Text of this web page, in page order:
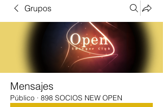
Grupos
Mensajes
Público · 898 SOCIOS NEW OPEN